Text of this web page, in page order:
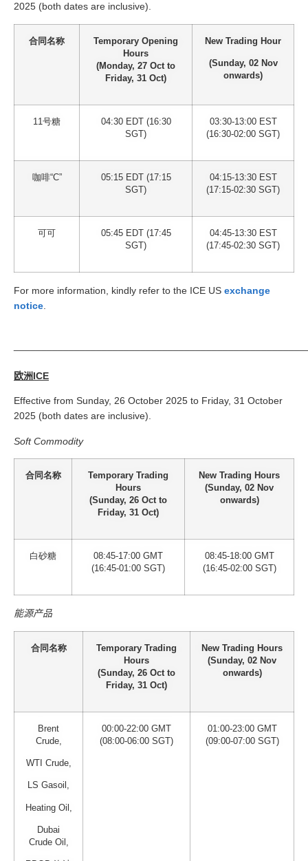
2025 (both dates are inclusive).
合同名称
Temporary Opening
Hours
(Monday, 27 Oct to
Friday, 31 Oct)
New Trading Hour
(Sunday, 02 Nov
onwards)
11号糖
04:30 EDT (16:30
SGT)
03:30-13:00 EST
(16:30-02:00 SGT)
咖啡“C”
05:15 EDT (17:15
SGT)
04:15-13:30 EST
(17:15-02:30 SGT)
可可
05:45 EDT (17:45
SGT)
04:45-13:30 EST
(17:45-02:30 SGT)
For more information, kindly refer to the ICE US exchange
notice
欧洲ICE
Effective from Sunday, 26 October 2025 to Friday, 31 October
2025 (both dates are inclusive).
Soft Commodity
合同名称
Temporary Trading
Hours
(Sunday, 26 Oct to
Friday, 31 Oct)
New Trading Hours
(Sunday, 02 Nov
onwards)
白砂糖
08:45-17:00 GMT
(16:45-01:00 SGT)
08:45-18:00 GMT
(16:45-02:00 SGT)
能源产品
合同名称
Temporary Trading
Hours
(Sunday, 26 Oct to
Friday, 31 Oct)
New Trading Hours
(Sunday, 02 Nov
onwards)
Brent
Crude,
WTI Crude,
LS Gasoil,
Heating Oil,
Dubai
Crude Oil,
00:00-22:00 GMT
(08:00-06:00 SGT)
01:00-23:00 GMT
(09:00-07:00 SGT)